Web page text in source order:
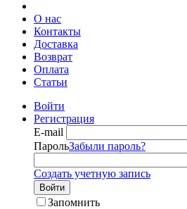
О нас
Контакты
Доставка
Возврат
Оплата
Статьи
Войти
Регистрация
E-mail
ПарольЗабыли пароль?
Создать учетную запись
Войти
Запомнить